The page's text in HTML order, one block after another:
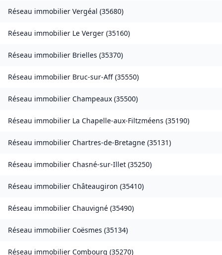
Réseau immobilier Vergéal (35680)
Réseau immobilier Le Verger (35160)
Réseau immobilier Brielles (35370)
Réseau immobilier Bruc-sur-Aff (35550)
Réseau immobilier Champeaux (35500)
Réseau immobilier La Chapelle-aux-Filtzméens (35190)
Réseau immobilier Chartres-de-Bretagne (35131)
Réseau immobilier Chasné-sur-Illet (35250)
Réseau immobilier Châteaugiron (35410)
Réseau immobilier Chauvigné (35490)
Réseau immobilier Coësmes (35134)
Réseau immobilier Combourg (35270)